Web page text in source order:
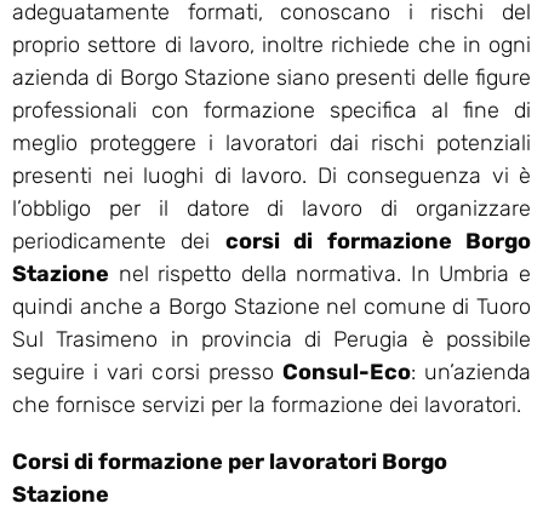
adeguatamente formati, conoscano i rischi del
proprio settore di lavoro, inoltre richiede che in ogni
azienda di Borgo Stazione siano presenti delle figure
professionali con formazione specifica al fine di
meglio proteggere i lavoratori dai rischi potenziali
presenti nei luoghi di lavoro. Di conseguenza vi è
l’obbligo per il datore di lavoro di organizzare
periodicamente dei corsi di formazione Borgo
Stazione nel rispetto della normativa. In Umbria e
quindi anche a Borgo Stazione nel comune di Tuoro
Sul Trasimeno in provincia di Perugia è possibile
seguire i vari corsi presso Consul-Eco: un’azienda
che fornisce servizi per la formazione dei lavoratori.
Corsi di formazione per lavoratori Borgo
Stazione